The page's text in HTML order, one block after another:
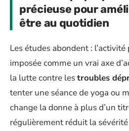
précieuse pour
être au quotidien
Les études abondent : l’activité
imposée comme un vrai axe
la lutte contre lestroubles
tenter une séance de yoga ou
change la donne à plus d’un
régulièrement réduit la